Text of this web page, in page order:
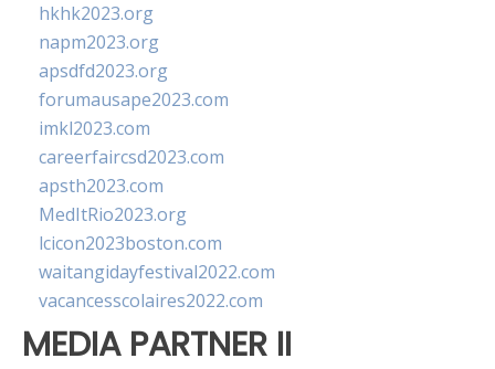
hkhk2023.org
napm2023.org
apsdfd2023.org
forumausape2023.com
imkl2023.com
careerfaircsd2023.com
apsth2023.com
MedItRio2023.org
lcicon2023boston.com
waitangidayfestival2022.com
vacancesscolaires2022.com
MEDIA PARTNER II